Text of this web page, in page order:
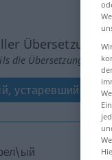
die Übersetzung
устаревший